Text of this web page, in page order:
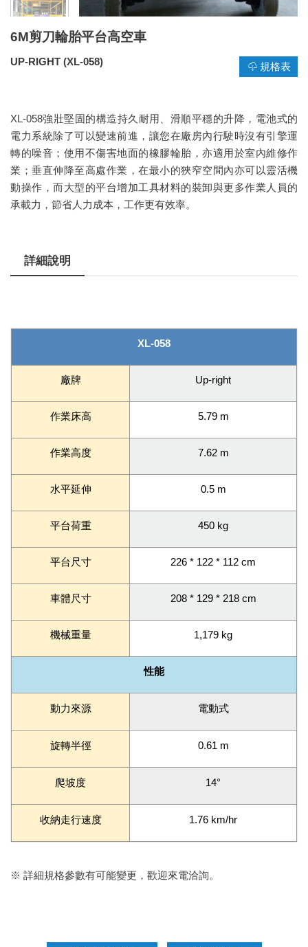
6M剪刀輪胎平台高空車
UP-RIGHT (XL-058) 規格表
XL-058強壯堅固的構造持久耐用、滑順平穩的升降，電池式的
電力系統除了可以變速前進，讓您在廠房內行駛時沒有引擎運
轉的噪音；使用不傷害地面的橡膠輪胎，亦適用於室內維修作
業；垂直伸降至高處作業，在最小的狹窄空間內亦可以靈活機
動操作，而大型的平台增加工具材料的裝卸與更多作業人員的
承載力，節省人力成本，工作更有效率。
詳細說明
XL-058
廠牌 Up-right
作業床高 5.79 m
作業高度 7.62 m
水平延伸 0.5 m
平台荷重 450 kg
平台尺寸 226 * 122 * 112 cm
車體尺寸 208 * 129 * 218 cm
機械重量 1,179 kg
性能
動力來源 電動式
旋轉半徑 0.61 m
爬坡度 14°
收納走行速度 1.76 km/hr
※ 詳細規格參數有可能變更，歡迎來電洽詢。